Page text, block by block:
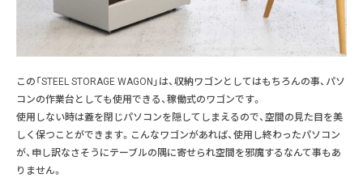
この「STEEL STORAGE WAGON」は、収納ワゴンとしてはもちろんの事、パソ
コンの作業台としても使用できる、稼働式のワゴンです。
使用しない時は蓋を閉じパソコンを隠してしまえるので、空間の見た目を美
しく保つことができます。こんなワゴンがあれば、使用し終わったパソコン
が、申し訳なさそうにテーブルの隅に寄せられ空間を邪魔するなんて事もあ
りません。